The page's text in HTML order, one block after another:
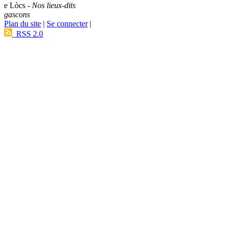
e Lòcs - Nos lieux-dits
gascons
Plan du site | Se connecter|
RSS 2.0